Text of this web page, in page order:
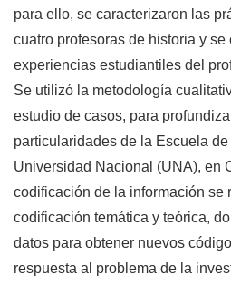
para ello, se caracterizaron las
cuatro profesoras de historia y
experiencias estudiantiles del
Se utilizó la metodología
estudio de casos, para
particularidades de la Escuela
Universidad Nacional (UNA), en
codificación de la información se
codificación temática y teórica,
datos para obtener nuevos
respuesta al problema de la